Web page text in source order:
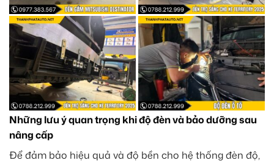
Những lưu ý quan trọng khi độ đèn và bảo dưỡng sau
nâng cấp
Để đảm bảo hiệu quả và độ bền cho hệ thống đèn độ,